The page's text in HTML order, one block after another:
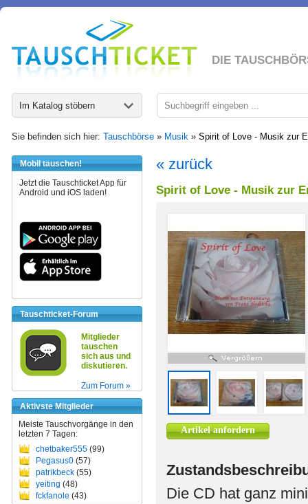
DIE
Im Katalog stöbern
Sie befinden sich hier: Tauschbörse » Musik » Spirit of Love - Musik zur
Mobil tauschen!
Jetzt die Tauschticket App für
Android und iOS laden!
Tauschticket-Forum
Mitglieder
tauschen
sich aus und
diskutieren.
Zum Forum »
Aktivste Mitglieder
Meiste Tauschvorgänge in den
letzten 7 Tagen:
chetbaker555 (99)
Pegasus0 (57)
patrikbeck (55)
yeiting (48)
fckfanole (43)
« zurück
Spirit of Love - Musik zur
Artikel anfordern
Die CD hat ganz